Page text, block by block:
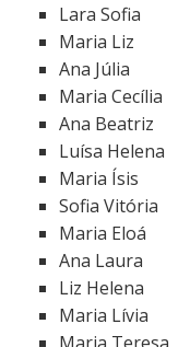
Lara Sofia
Maria Liz
Ana Júlia
Maria Cecília
Ana Beatriz
Luísa Helena
Maria Ísis
Sofia Vitória
Maria Eloá
Ana Laura
Liz Helena
Maria Lívia